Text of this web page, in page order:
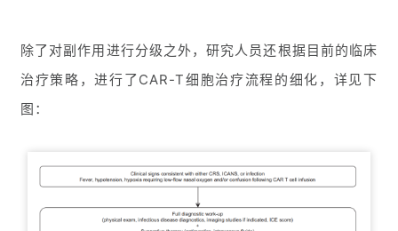
除了对副作用进行分级之外，研究人员还根据目前的临床
治疗策略，进行了CAR-T细胞治疗流程的细化，详见下
图：